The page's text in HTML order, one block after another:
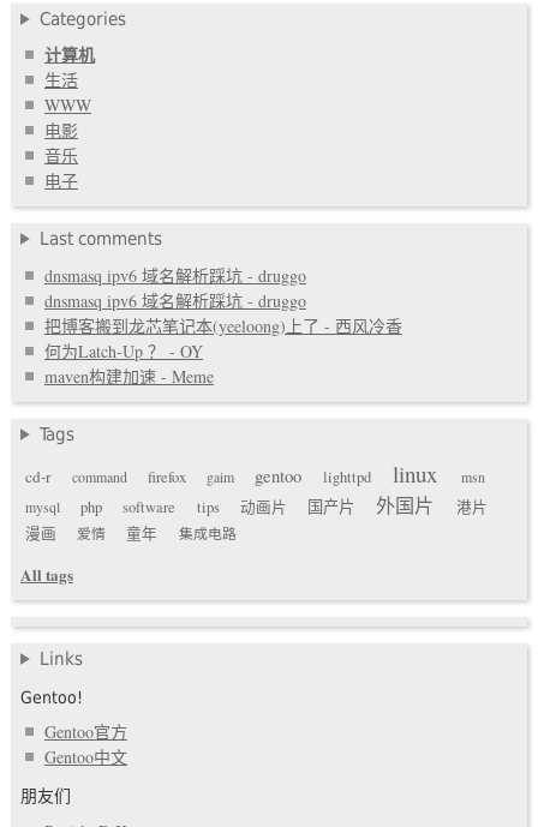
Categories
计算机
生活
WWW
电影
音乐
电子
Last comments
dnsmasq ipv6 域名解析踩坑 - druggo
dnsmasq ipv6 域名解析踩坑 - druggo
把博客搬到龙芯笔记本(yeeloong)上了 - 西风冷香
何为Latch-Up ？ - OY
maven构建加速 - Meme
Tags
cd-r
command firefox gaim gentoo lighttpd linux
msn
mysql
php software tips 动画片 国产片 外国片
港片
漫画
爱情 童年 集成电路
All tags
Links
Gentoo!
Gentoo官方
Gentoo中文
朋友们